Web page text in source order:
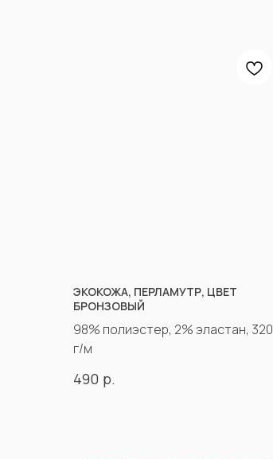
ЭКОКОЖА, ПЕРЛАМУТР, ЦВЕТ
БРОНЗОВЫЙ
98% полиэстер, 2% эластан, 320
г/м
490 р.